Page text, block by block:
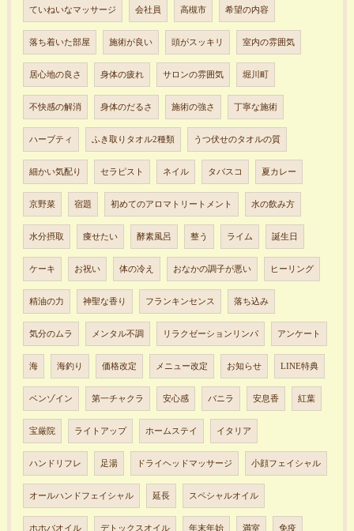
ていねいなマッサージ 会社員 高槻市 希望の内容
落ち着いた部屋 施術が良い 頭がスッキリ 室内の雰囲気
居心地の良さ 身体の疲れ サロンの雰囲気 堀川町
不快感の解消 身体のだるさ 施術の強さ 丁寧な施術
ハーブティ ふき取りタオル2種類 うつ伏せのタオルの質
細かい気配り セラピスト ネイル タバスコ 夏カレー
京野菜 宿題 初めてのアロマトリートメント 水の飲み方
水分摂取 痩せたい 酵素風呂 整う ライム 誕生日
ケーキ お祝い 体の冷え おなかの調子が悪い ヒーリング
精油の力 神聖な香り フランキンセンス 落ち込み
気分のムラ メンタル不調 リラクゼーションリンパ アンケート
海 海釣り 価格改定 メニュー改定 お知らせ LINE特典
ベンゾイン 第一チャクラ 安心感 バニラ 安息香 紅葉
宝厳院 ライトアップ ホームステイ イタリア
ハンドリフレ 足湯 ドライヘッドマッサージ 小顔フェイシャル
オールハンドフェイシャル 延長 スペシャルオイル
ホホバオイル デトックスオイル 年末年始 満室 免疫